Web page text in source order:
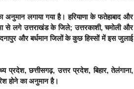
लगाया गया है। हरियाणा के फतेहाबाद और
से लगे उत्तराखंड के जिले; उत्तरकाशी, चमोली और
और बर्धमान जिलों के कुछ हिस्सों में इस जुलाई
छत्तीसगढ़, उत्तर प्रदेश, बिहार, तेलंगाना,
होने का अनुमान है।